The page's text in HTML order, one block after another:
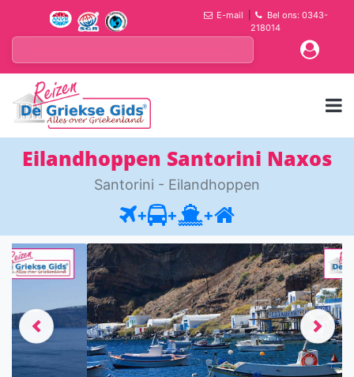
E-mail
Bel ons: 0343-
218014
Eilandhoppen Santorini Naxos
Santorini - Eilandhoppen
+ + +
Previous Next